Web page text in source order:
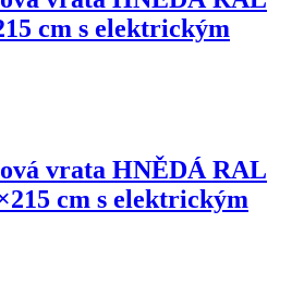
cm s elektrickým
vrata HNĚDÁ RAL
cm s elektrickým